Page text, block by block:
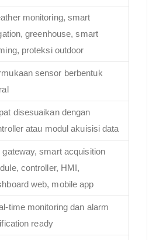
monitoring, smart
greenhouse, smart
proteksi outdoor
sensor berbentuk
disesuaikan dengan
atau modul akuisisi data
gateway, smart acquisition
controller, HMI,
web, mobile app
time monitoring dan alarm
ready